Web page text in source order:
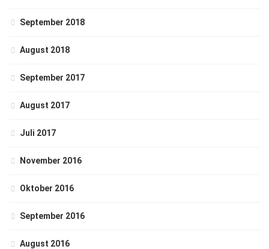
September 2018
August 2018
September 2017
August 2017
Juli 2017
November 2016
Oktober 2016
September 2016
August 2016